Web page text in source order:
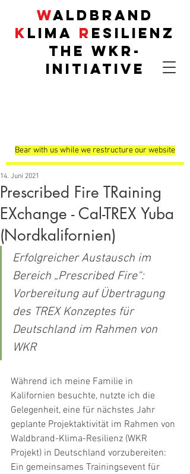
Waldbrand
K lima R esilienz
THE WKR -
INITIATIVE
Bear with us while we restructure our website
Prescribed Fire TRaining
EXchange - Cal-TREX Yuba
(Nordkalifornien)
14. Juni 2021
Erfolgreicher Austausch im
Bereich „Prescribed Fire“:
Vorbereitung auf Übertragung
des TREX Konzeptes für
Deutschland im Rahmen von
WKR
Während ich meine Familie in
Kalifornien besuchte, nutzte ich die
Gelegenheit, eine für nächstes Jahr
geplante Projektaktivität im Rahmen von
Waldbrand-Klima-Resilienz (WKR
Projekt) in Deutschland vorzubereiten:
Ein gemeinsames Trainingsevent für